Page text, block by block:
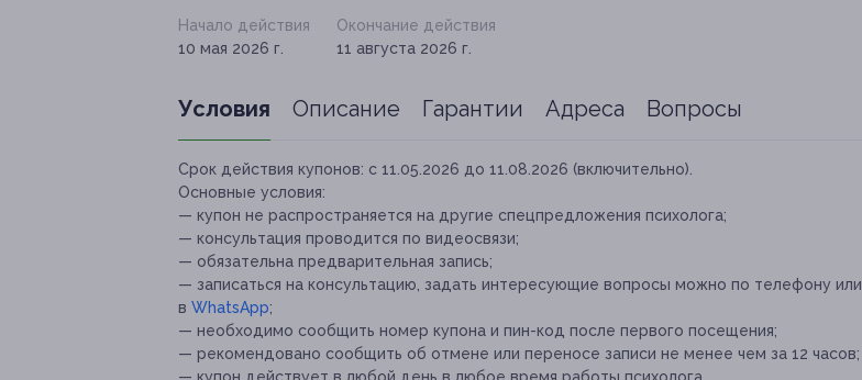
Начало действия
10 мая 2026 г.
Окончание действия
11 августа 2026 г.
Условия Описание Гарантии Адреса Вопросы
Срок действия купонов: с 11.05.2026 до 11.08.2026 (включительно).
Основные условия:
— купон не распространяется на другие спецпредложения психолога;
— консультация проводится по видеосвязи;
— обязательна предварительная запись;
— записаться на консультацию, задать интересующие вопросы можно по телефону или
в WhatsApp;
— необходимо сообщить номер купона и пин-код после первого посещения;
— рекомендовано сообщить об отмене или переносе записи не менее чем за 12 часов;
— купон действует в любой день в любое время работы психолога.